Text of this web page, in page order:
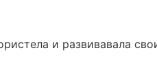
и развивавала